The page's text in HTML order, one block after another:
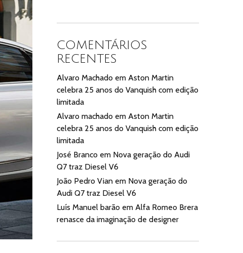
COMENTÁRIOS
RECENTES
Alvaro Machado emAston Martin
celebra 25 anos do Vanquish com edição
limitada
Alvaro machado emAston Martin
celebra 25 anos do Vanquish com edição
limitada
José Branco em Nova geração do Audi
Q7 traz Diesel V6
João Pedro Vian em Nova geração do
Audi Q7 traz Diesel V6
Luís Manuel barão emAlfa Romeo Brera
renasce da imaginação de designer